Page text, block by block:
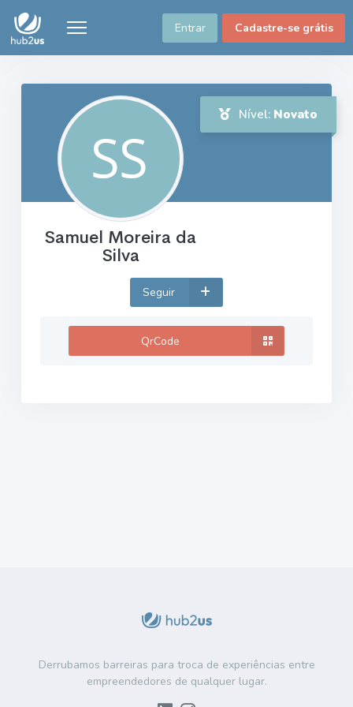
Entrar Cadastre-se grátis
Nível: Novato
Samuel Moreira da
Silva
Seguir
QrCode
Derrubamos barreiras para troca de experiências entre
empreendedores de qualquer lugar.